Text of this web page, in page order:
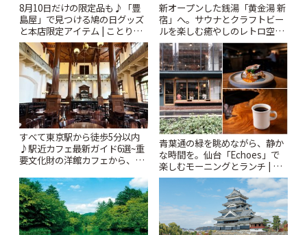
8月10日だけの限定品も♪「豊
島屋」で見つける鳩の日グッズ
と本店限定アイテム | ことりっ
ぷ
新オープンした銭湯「黄金湯 新
宿」へ。サウナとクラフトビー
ルを楽しむ癒やしのレトロ空間
| ことりっぷ
すべて東京駅から徒歩5分以内
♪駅近カフェ最新ガイド6選~重
要文化財の洋館カフェから、改
りっぷ
青葉通の緑を眺めながら、静か
な時間を。仙台「Echoes」で
楽しむモーニングとランチ | こ
とりっぷ